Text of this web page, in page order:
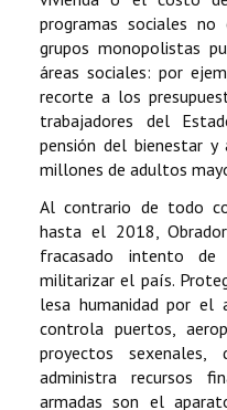
programas sociales
grupos monopolistas
áreas sociales: por
recorte a los
trabajadores del
pensión del bienestar y
millones de adultos
Al contrario de todo
hasta el 2018,
fracasado intento
militarizar el país.
lesa humanidad por el
controla puertos,
proyectos
administra recursos
armadas son el